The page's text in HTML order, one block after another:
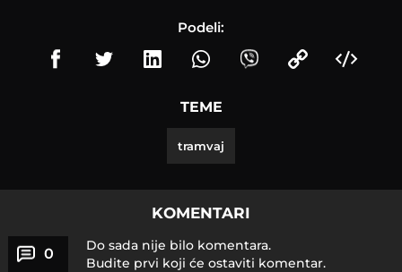
Podeli:
TEME
tramvaj
KOMENTARI
0
Do sada nije bilo komentara.
Budite prvi koji će ostaviti komentar.